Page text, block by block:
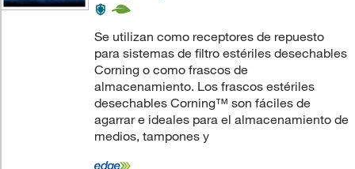
Se utilizan como receptores de repuesto
para sistemas de filtro estériles desechables
Corning o como frascos de
almacenamiento. Los frascos estériles
desechables Corning™ son fáciles de
agarrar e ideales para el almacenamiento de
medios, tampones y